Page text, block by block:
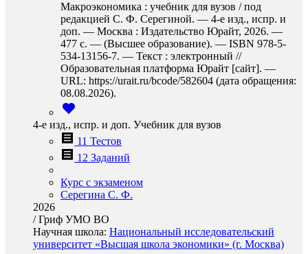
Макроэкономика : учебник для вузов / под
редакцией С. Ф. Серегиной. — 4-е изд., испр. и
доп. — Москва : Издательство Юрайт, 2026. —
477 с. — (Высшее образование). — ISBN 978-5-
534-13156-7. — Текст : электронный //
Образовательная платформа Юрайт [сайт]. —
URL: https://urait.ru/bcode/582604 (дата обращения:
08.08.2026).
4-е изд., испр. и доп. Учебник для вузов
11 Тестов
12 Заданий
Курс с экзаменом
Серегина С. Ф.
2026
/Гриф УМО ВО
Научная школа: Национальный исследовательский
университет «Высшая школа экономики» (г. Москва)